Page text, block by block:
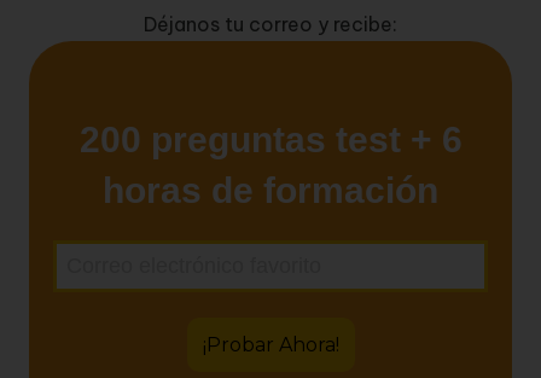
Déjanos tu correo y recibe: